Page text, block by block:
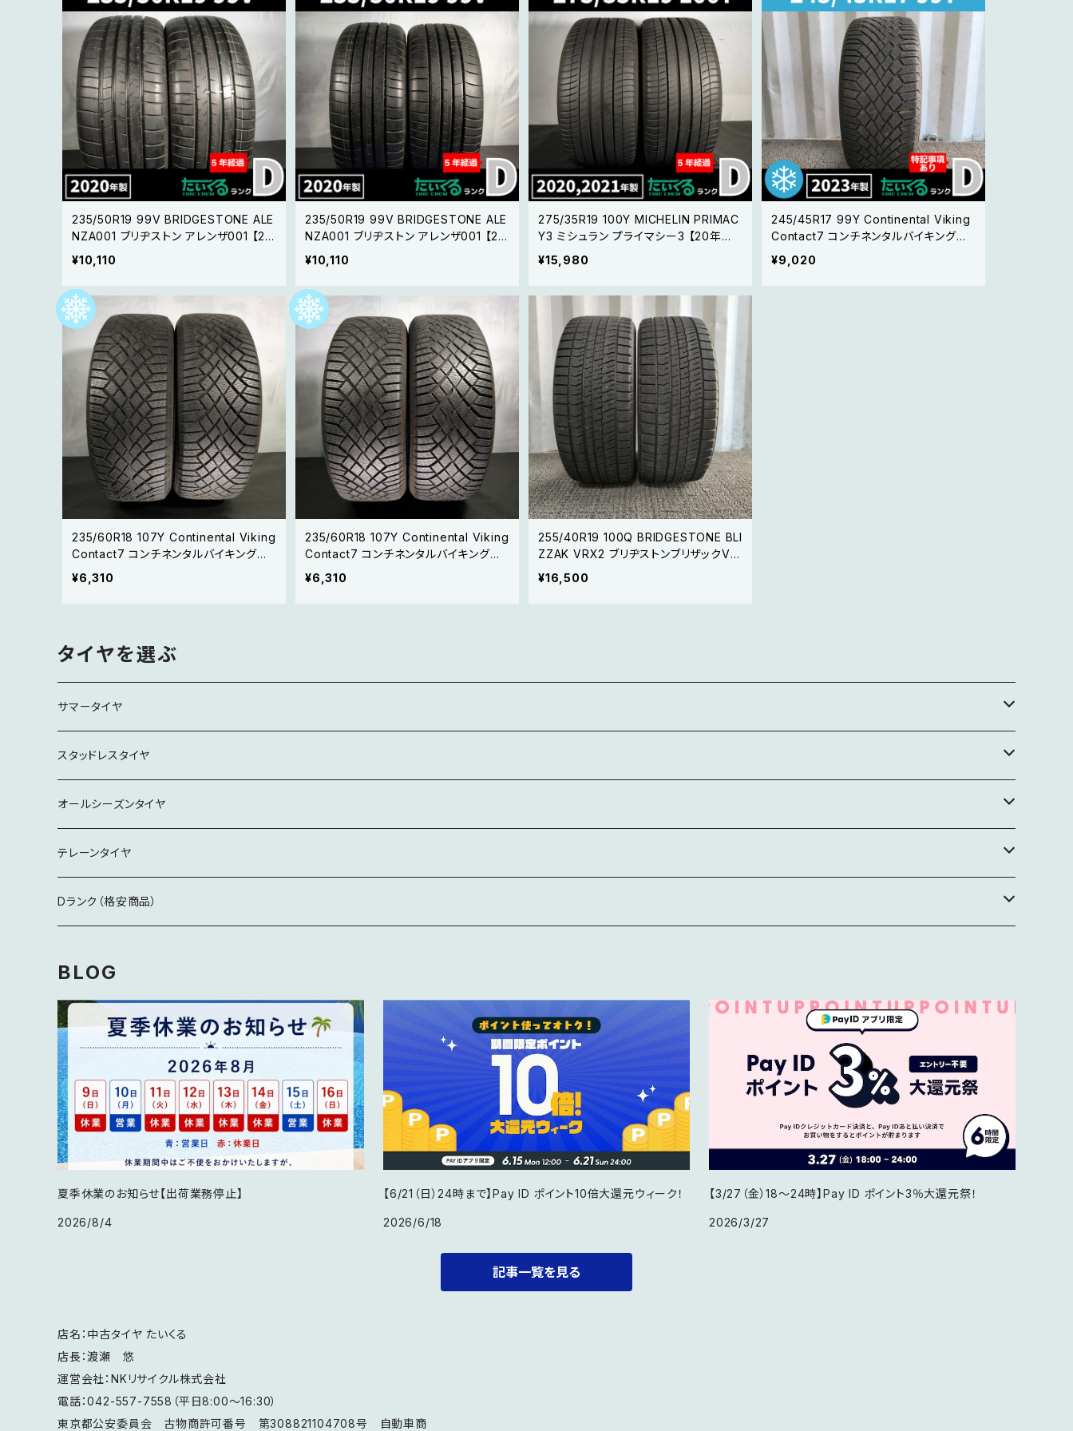
235/50R19 99V BRIDGESTONE ALE
NZA001 ブリヂストン アレンザ001 【20
年製 】2本セット②
¥10,110
235/50R19 99V BRIDGESTONE ALE
NZA001 ブリヂストン アレンザ001 【20
年製 】 2本セット
¥10,110
275/35R19 100Y MICHELIN PRIMAC
Y3 ミシュラン プライマシー3 【20年製
MOEマーク】 2本セット
¥15,980
245/45R17 99Y Continental Viking
Contact7 コンチネンタルバイキングコ
ンタクト7 【23年製 スタッドレスタイヤ】1
本バラ売り
¥9,020
235/60R18 107Y Continental Viking
Contact7 コンチネンタルバイキングコ
ンタクト7 【20年製 スタッドレス】2本セ
ット②
¥6,310
235/60R18 107Y Continental Viking
Contact7 コンチネンタルバイキングコ
ンタクト7 2本セット① 【20年製 スタッ
ドレス】
¥6,310
255/40R19 100Q BRIDGESTONE BLI
ZZAK VRX2 ブリヂストンブリザックVR
X3 2本セット ①【在庫処分 激安 スタッ
ドス 】
¥16,500
タイヤを選ぶ
サマータイヤ
15インチ
16インチ
17インチ
18インチ
20インチ
21インチ
スタッドレスタイヤ
16インチ
17インチ
18インチ
20インチ
オールシーズンタイヤ
19インチ
テレーンタイヤ
18インチ
Dランク（格安商品）
特記事項要確認
BLOG
夏季休業のお知らせ【出荷業務停止】
2026/8/4
【6/21（日）24時まで】Pay ID ポイント10倍大還元ウィーク！
2026/6/18
【3/27（金）18〜24時】Pay ID ポイント3％大還元祭！
2026/3/27
記事一覧を見る
店名：中古タイヤ たいくる
店長：渡瀬 悠
運営会社：NKリサイクル株式会社
電話：042-557-7558（平日8:00～16:30）
東京都公安委員会 古物商許可番号 第308821104708号 自動車商